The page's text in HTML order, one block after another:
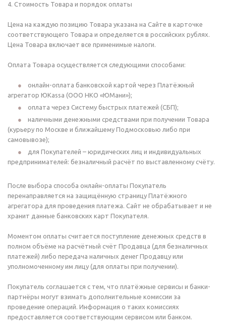
4. Стоимость Товара и порядок оплаты
Цена на каждую позицию Товара указана на Сайте в карточке
соответствующего Товара и определяется в российских рублях.
Цена Товара включает все применимые налоги.
Оплата Товара осуществляется следующими способами:
онлайн-оплата банковской картой через Платёжный
агрегатор ЮKassa (ООО НКО «ЮМани»);
оплата через Систему быстрых платежей (СБП);
наличными денежными средствами при получении Товара
(курьеру по Москве и ближайшему Подмосковью либо при
самовывозе);
для Покупателей – юридических лиц и индивидуальных
предпринимателей: безналичный расчёт по выставленному счёту.
После выбора способа онлайн-оплаты Покупатель
перенаправляется на защищённую страницу Платёжного
агрегатора для проведения платежа. Сайт не обрабатывает и не
хранит данные банковских карт Покупателя.
Моментом оплаты считается поступление денежных средств в
полном объёме на расчётный счёт Продавца (для безналичных
платежей) либо передача наличных денег Продавцу или
уполномоченному им лицу (для оплаты при получении).
Покупатель соглашается с тем, что платёжные сервисы и банки-
партнёры могут взимать дополнительные комиссии за
проведение операций. Информация о таких комиссиях
предоставляется соответствующим сервисом или банком.